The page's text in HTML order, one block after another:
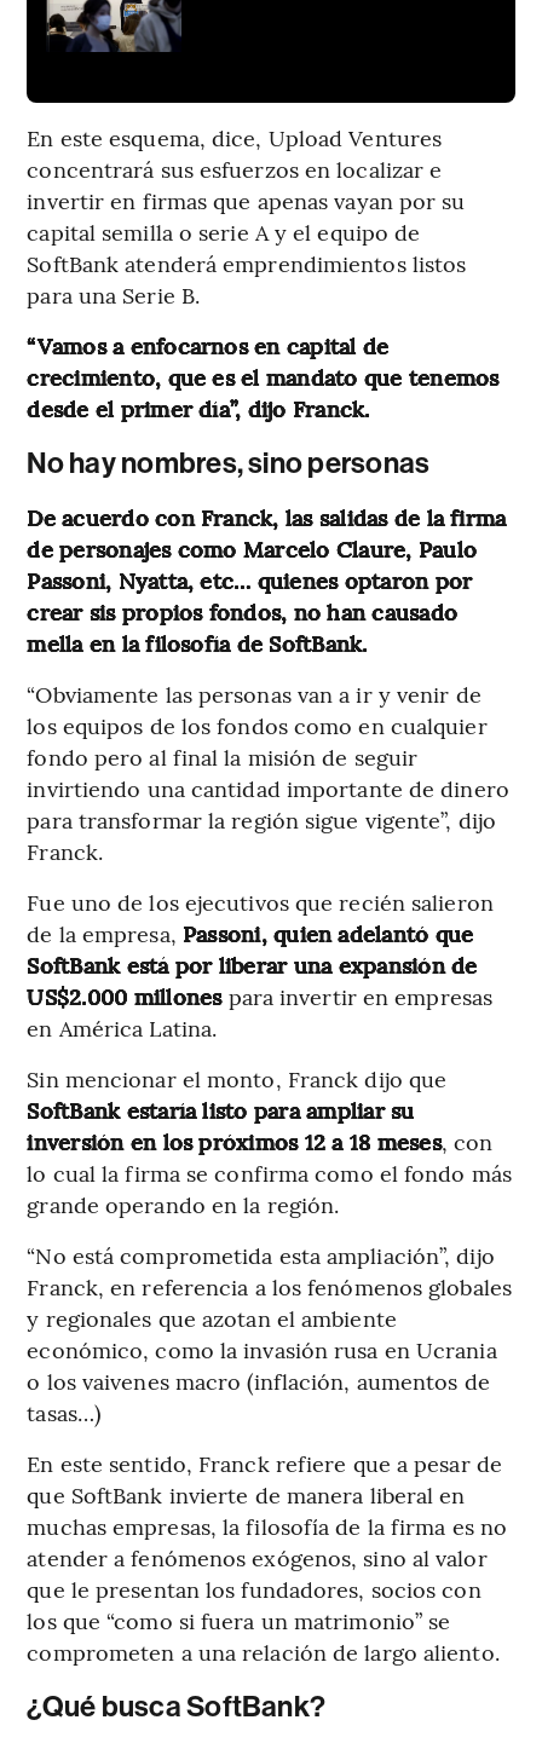
En este esquema, dice, Upload Ventures
concentrará sus esfuerzos en localizar e
invertir en firmas que apenas vayan por su
capital semilla o serie A y el equipo de
SoftBank atenderá emprendimientos listos
para una Serie B.
“Vamos a enfocarnos en capital de
crecimiento, que es el mandato que tenemos
desde el primer día”, dijo Franck.
No hay nombres, sino personas
De acuerdo con Franck, las salidas de la firma
de personajes como Marcelo Claure, Paulo
Passoni, Nyatta, etc… quienes optaron por
crear sis propios fondos, no han causado
mella en la filosofía de SoftBank.
“Obviamente las personas van a ir y venir de
los equipos de los fondos como en cualquier
fondo pero al final la misión de seguir
invirtiendo una cantidad importante de dinero
para transformar la región sigue vigente”, dijo
Franck.
Fue uno de los ejecutivos que recién salieron
de la empresa, Passoni, quien adelantó que
SoftBank está por liberar una expansión de
US$2.000 millonespara invertir en empresas
en América Latina.
Sin mencionar el monto, Franck dijo que
SoftBank estaría listo para ampliar su
inversión en los próximos 12 a 18 meses, con
lo cual la firma se confirma como el fondo más
grande operando en la región.
“No está comprometida esta ampliación”, dijo
Franck, en referencia a los fenómenos globales
y regionales que azotan el ambiente
económico, como la invasión rusa en Ucrania
o los vaivenes macro (inflación, aumentos de
tasas…)
En este sentido, Franck refiere que a pesar de
que SoftBank invierte de manera liberal en
muchas empresas, la filosofía de la firma es no
atender a fenómenos exógenos, sino al valor
que le presentan los fundadores, socios con
los que “como si fuera un matrimonio” se
comprometen a una relación de largo aliento.
¿Qué busca SoftBank?